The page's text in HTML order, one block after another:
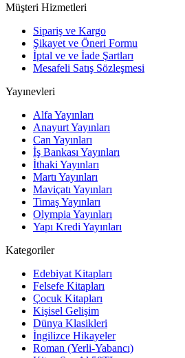
Müşteri Hizmetleri
Sipariş ve Kargo
Şikayet ve Öneri Formu
İptal ve ve İade Şartları
Mesafeli Satış Sözleşmesi
Yayınevleri
Alfa Yayınları
Anayurt Yayınları
Can Yayınları
İş Bankası Yayınları
İthaki Yayınları
Martı Yayınları
Maviçatı Yayınları
Timaş Yayınları
Olympia Yayınları
Yapı Kredi Yayınları
Kategoriler
Edebiyat Kitapları
Felsefe Kitapları
Çocuk Kitapları
Kişisel Gelişim
Dünya Klasikleri
İngilizce Hikayeler
Roman (Yerli-Yabancı)